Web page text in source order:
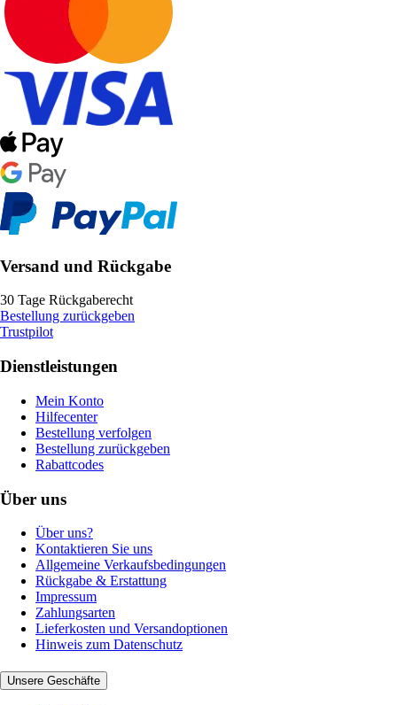
Versand und Rückgabe
30 Tage Rückgaberecht
Bestellung zurückgeben
Trustpilot
Dienstleistungen
Mein Konto
Hilfecenter
Bestellung verfolgen
Bestellung zurückgeben
Rabattcodes
Über uns
Über uns?
Kontaktieren Sie uns
Allgemeine Verkaufsbedingungen
Rückgabe & Erstattung
Impressum
Zahlungsarten
Lieferkosten und Versandoptionen
Hinweis zum Datenschutz
Unsere Geschäfte